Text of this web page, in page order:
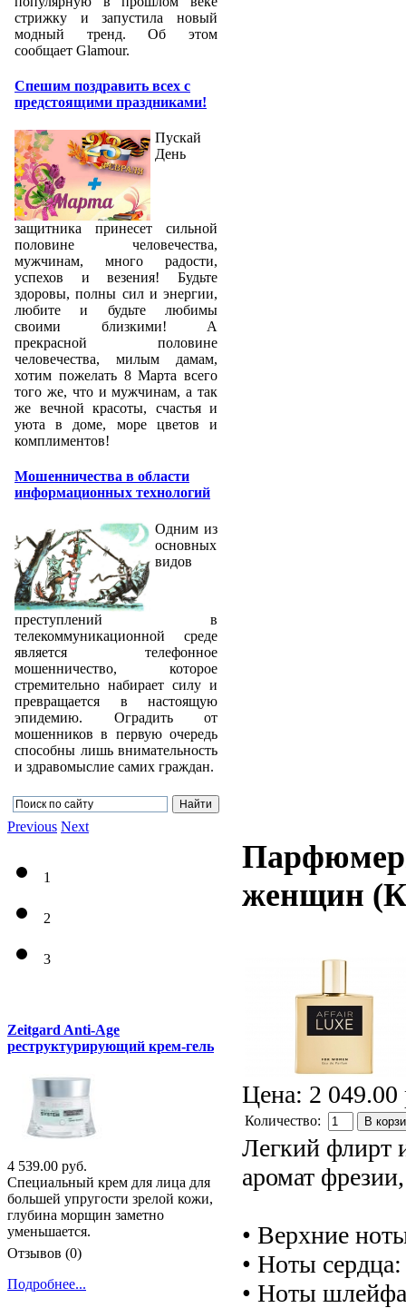
стрижку и запустила новый
модный тренд. Об этом
сообщает Glamour.
Спешим поздравить всех с
предстоящими праздниками!
Пускай
День
защитника принесет сильной
половине человечества,
мужчинам, много радости,
успехов и везения! Будьте
здоровы, полны сил и энергии,
любите и будьте любимы
своими близкими! А
прекрасной половине
человечества, милым дамам,
хотим пожелать 8 Марта всего
того же, что и мужчинам, а так
же вечной красоты, счастья и
уюта в доме, море цветов и
комплиментов!
Мошенничества в области
информационных технологий
Одним из
основных
видов
преступлений в
телекоммуникационной среде
является телефонное
мошенничество, которое
стремительно набирает силу и
превращается в настоящую
эпидемию. Оградить от
мошенников в первую очередь
способны лишь внимательность
и здравомыслие самих граждан.
женщин
Цена: 2 049.00
Количество: В
Легкий флирт
аромат
• Верхние
• Ноты
• Ноты
Previous Next
1
2
3
Zeitgard Anti-Age
реструктурирующий крем-гель
4 539.00 руб.
Специальный крем для лица для
большей упругости зрелой кожи,
глубина морщин заметно
уменьшается.
Отзывов (0)
Подробнее...